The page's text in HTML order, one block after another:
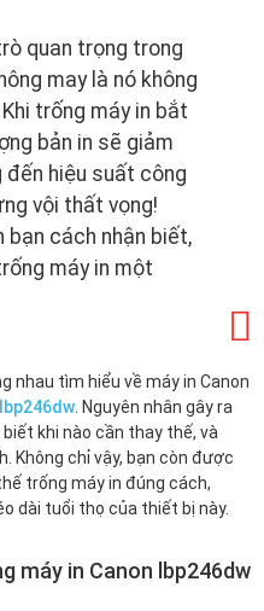
quan trọng trong
may là nó không
trống máy in bắt
bản in sẽ giảm
đến hiệu suất công
vội thất vọng!
bạn cách nhận biết,
máy in một
nhau tìm hiểu về máy in Canon
. Nguyên nhân gây ra
khi nào cần thay thế, và
Không chỉ vậy, bạn còn được
trống máy in đúng cách,
dài tuổi thọ của thiết bị này.
máy in Canon lbp246dw